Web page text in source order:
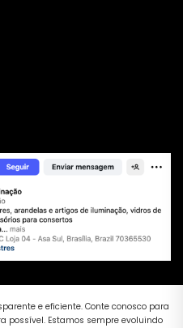
e eficiente. Conte conosco para
possível. Estamos sempre evoluindo